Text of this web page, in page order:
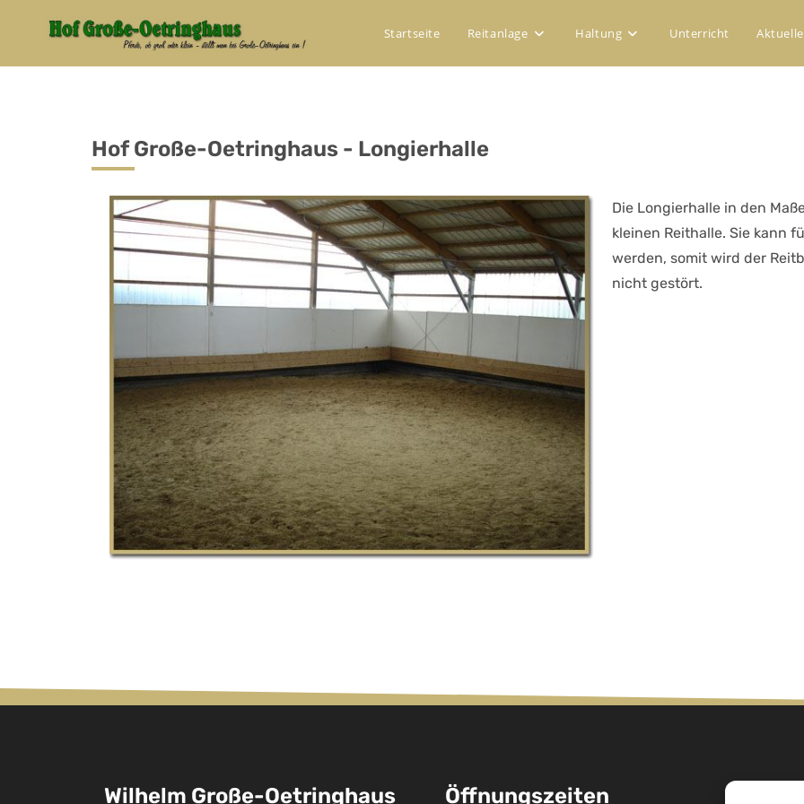
Startseite Reitanlage Haltung Unterricht
Hof Große-Oetringhaus - Longierhalle
Die Longierhalle in den
kleinen Reithalle. Sie kann
werden, somit wird der
nicht gestört.
Wilhelm Große-Oetringhaus Öffnungszeiten